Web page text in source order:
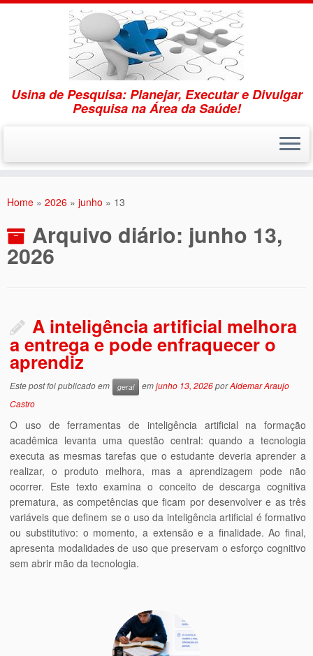
Usina de Pesquisa: Planejar, Executar e Divulgar
Pesquisa na Área da Saúde!
Home » 2026 » junho » 13
Arquivo diário: junho 13,
2026
A inteligência artificial melhora
a entrega e pode enfraquecer o
aprendiz
Este post foi publicado em geral emjunho 13, 2026porAldemar Araujo
Castro
O uso de ferramentas de inteligência artificial na formação
acadêmica levanta uma questão central: quando a tecnologia
executa as mesmas tarefas que o estudante deveria aprender a
realizar, o produto melhora, mas a aprendizagem pode não
ocorrer. Este texto examina o conceito de descarga cognitiva
prematura, as competências que ficam por desenvolver e as três
variáveis que definem se o uso da inteligência artificial é formativo
ou substitutivo: o momento, a extensão e a finalidade. Ao final,
apresenta modalidades de uso que preservam o esforço cognitivo
sem abrir mão da tecnologia.